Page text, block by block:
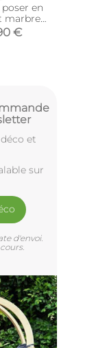
en
marbre
jade)
€
et
sur
d'envoi.